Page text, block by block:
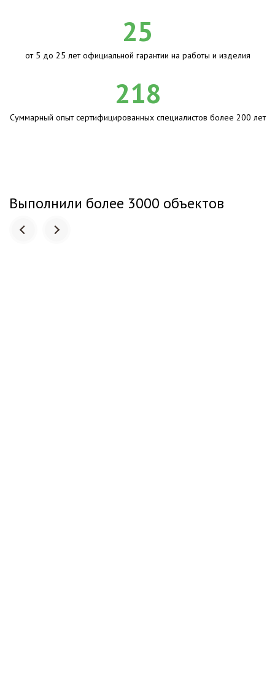
25
от 5 до 25 лет официальной гарантии на работы и изделия
218
Суммарный опыт сертифицированных специалистов более 200 лет
Выполнили более 3000 объектов